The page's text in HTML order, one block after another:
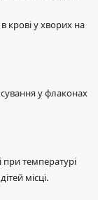
крові у хворих на
у флаконах
при температурі
місці.